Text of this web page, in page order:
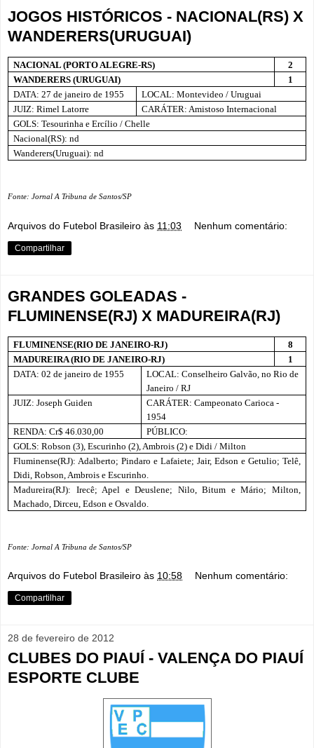
JOGOS HISTÓRICOS - NACIONAL(RS) X
WANDERERS(URUGUAI)
NACIONAL (PORTO ALEGRE-RS)
2
WANDERERS (URUGUAI)
1
DATA: 27 de janeiro de 1955
LOCAL: Montevideo / Uruguai
JUIZ: Rimel Latorre
CARÁTER: Amistoso Internacional
GOLS: Tesourinha e Ercílio / Chelle
Nacional(RS): nd
Wanderers(Uruguai): nd
Fonte: Jornal A Tribuna de Santos/SP
Arquivos do Futebol Brasileiro às 11:03 Nenhum comentário:
Compartilhar
GRANDES GOLEADAS -
FLUMINENSE(RJ) X MADUREIRA(RJ)
FLUMINENSE(RIO DE JANEIRO-RJ)
8
MADUREIRA (RIO DE JANEIRO-RJ)
1
DATA: 02 de janeiro de 1955
LOCAL: Conselheiro Galvão, no Rio de
Janeiro / RJ
JUIZ: Joseph Guiden
CARÁTER: Campeonato Carioca -
1954
RENDA: Cr$ 46.030,00
PÚBLICO:
GOLS: Robson (3), Escurinho (2), Ambrois (2) e Didi / Milton
Fluminense(RJ): Adalberto; Pindaro e Lafaiete; Jair, Edson e Getulio; Telê,
Didi, Robson, Ambrois e Escurinho.
Madureira(RJ): Irecê; Apel e Deuslene; Nilo, Bitum e Mário; Milton,
Machado, Dirceu, Edson e Osvaldo.
Fonte: Jornal A Tribuna de Santos/SP
Arquivos do Futebol Brasileiro às 10:58 Nenhum comentário:
Compartilhar
28 de fevereiro de 2012
CLUBES DO PIAUÍ - VALENÇA DO PIAUÍ
ESPORTE CLUBE